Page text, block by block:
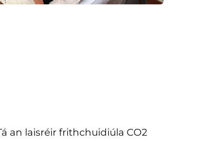
an laisréir frithchuidiúla CO2